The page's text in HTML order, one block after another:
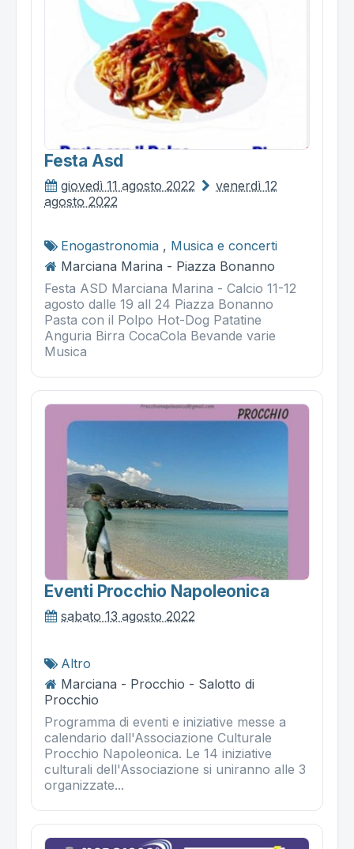
Festa Asd
giovedì 11 agosto 2022
venerdì 12
agosto 2022
Enogastronomia , Musica e concerti
Marciana Marina - Piazza Bonanno
Festa ASD Marciana Marina - Calcio 11-12
agosto dalle 19 all 24 Piazza Bonanno
Pasta con il Polpo Hot-Dog Patatine
Anguria Birra CocaCola Bevande varie
Musica
Eventi Procchio Napoleonica
sabato 13 agosto 2022
Altro
Marciana - Procchio - Salotto di
Procchio
Programma di eventi e iniziative messe a
calendario dall'Associazione Culturale
Procchio Napoleonica. Le 14 iniziative
culturali dell'Associazione si uniranno alle 3
organizzate...